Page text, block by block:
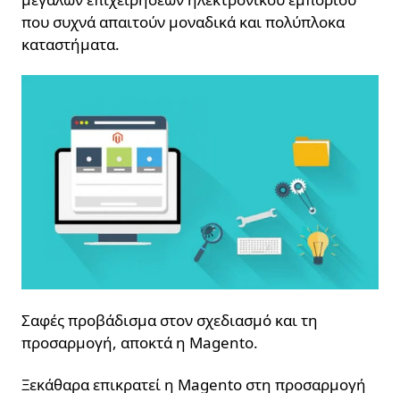
που συχνά απαιτούν μοναδικά και πολύπλοκα
καταστήματα.
Σαφές προβάδισμα στον σχεδιασμό και τη
προσαρμογή, αποκτά η Magento.
Ξεκάθαρα επικρατεί η Magento στη προσαρμογή